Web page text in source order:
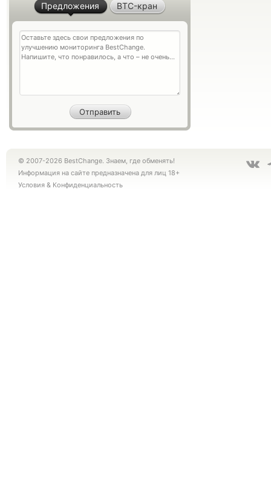
Предложения BTC-кран
© 2007-2026 BestChange. Знаем, где обменять!
Информация на сайте предназначена для лиц 18+
Условия & Конфиденциальность